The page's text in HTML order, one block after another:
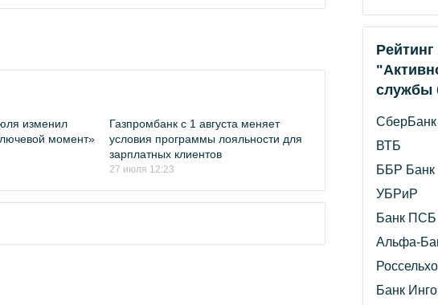
изменил
момент»
Газпромбанк с 1 августа меняет
условия программы лояльности для
зарплатных клиентов
27 июля 12:23
службы
СберБанк
ВТБ
ББР Банк
УБРиР
Банк ПСБ
Альфа-
Банк Инго